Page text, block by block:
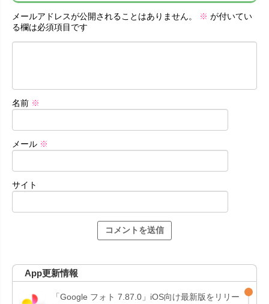
メールアドレスが公開されることはありません。 ※ が付いてい
る欄は必須項目です
名前 ※
メール ※
サイト
App更新情報
「Google フォト 7.87.0」iOS向け最新版をリリー